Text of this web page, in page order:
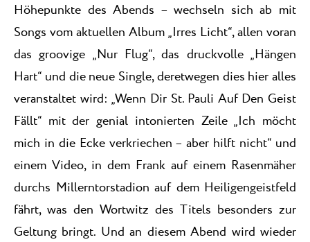
Höhepunkte des Abends – wechseln sich ab mit
Songs vom aktuellen Album „Irres Licht“, allen voran
das groovige „Nur Flug“, das druckvolle „Hängen
Hart“ und die neue Single, deretwegen dies hier alles
veranstaltet wird: „Wenn Dir St. Pauli Auf Den Geist
Fällt“ mit der genial intonierten Zeile „Ich möcht
mich in die Ecke verkriechen – aber hilft nicht“ und
einem Video, in dem Frank auf einem Rasenmäher
durchs Millerntorstadion auf dem Heiligengeistfeld
fährt, was den Wortwitz des Titels besonders zur
Geltung bringt. Und an diesem Abend wird wieder